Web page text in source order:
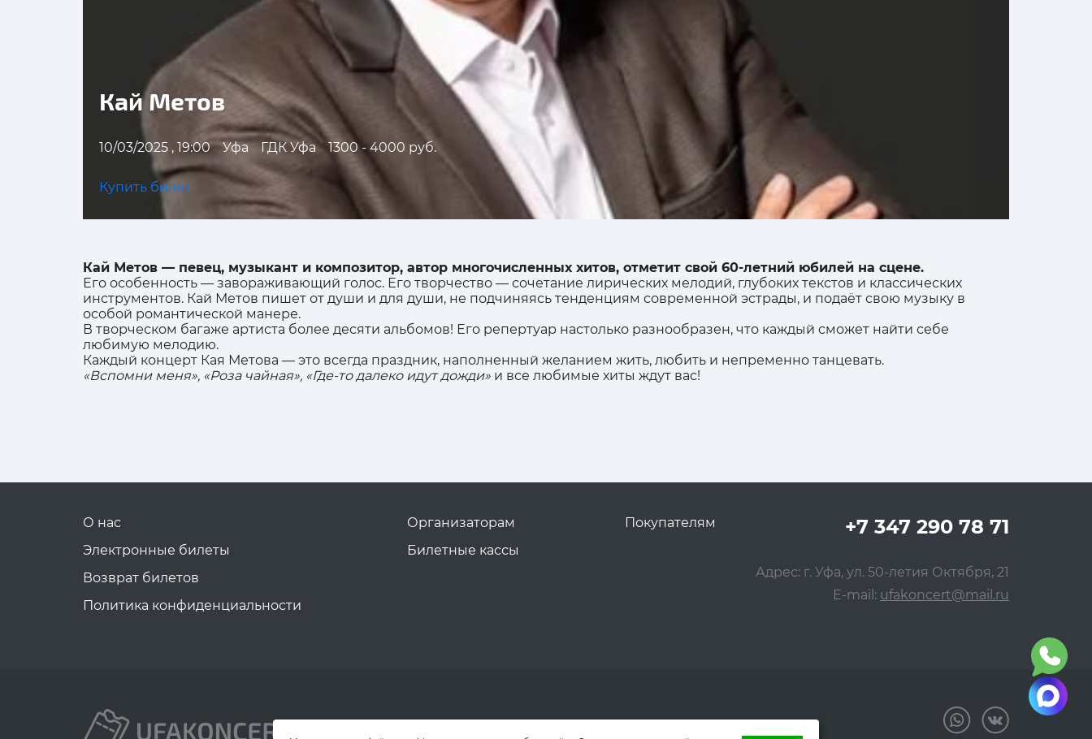
Кай Метов
10/03/2025 , 19:00 Уфа ГДК Уфа 1300 - 4000 руб.
Купить билет
Кай Метов — певец, музыкант и композитор, автор многочисленных хитов, отметит свой 60-летний юбилей на сцене.
Его особенность — завораживающий голос. Его творчество — сочетание лирических мелодий, глубоких текстов и классических
инструментов. Кай Метов пишет от души и для души, не подчиняясь тенденциям современной эстрады, и подаёт свою музыку в
особой романтической манере.
В творческом багаже артиста более десяти альбомов! Его репертуар настолько разнообразен, что каждый сможет найти себе
любимую мелодию.
Каждый концерт Кая Метова — это всегда праздник, наполненный желанием жить, любить и непременно танцевать.
«Вспомни меня», «Роза чайная», «Где-то далеко идут дожди» и все любимые хиты ждут вас!
О нас
Электронные билеты
Возврат билетов
Политика конфиденциальности
Организаторам
Билетные кассы
Покупателям +7 347 290 78 71
Адрес: г. Уфа, ул. 50-летия Октября, 21
E-mail: ufakoncert@mail.ru